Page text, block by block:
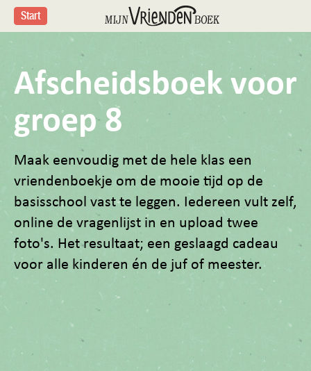
Start
Afscheidsboek voor
groep 8
Maak eenvoudig met de hele klas een
vriendenboekje om de mooie tijd op de
basisschool vast te leggen. Iedereen vult zelf,
online de vragenlijst in en upload twee
foto's. Het resultaat; een geslaagd cadeau
voor alle kinderen én de juf of meester.